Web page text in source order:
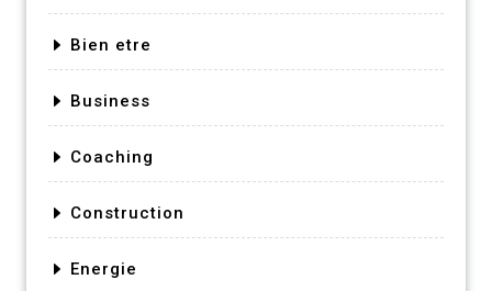
Bien etre
Business
Coaching
Construction
Energie